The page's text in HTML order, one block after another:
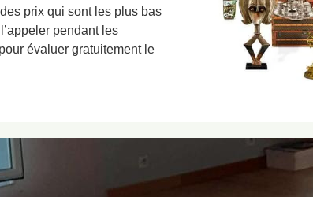
prix qui sont les plus bas
pendant les
évaluer gratuitement le